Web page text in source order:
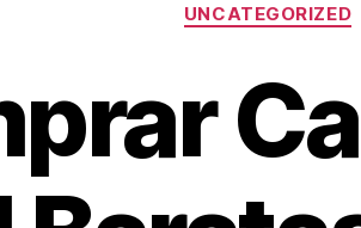
UNCATEGORIZED